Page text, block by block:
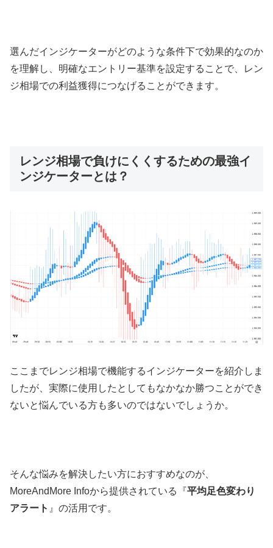
選んだインジケーターがどのような条件下で効果的なのか
を理解し、明確なエントリー基準を設定することで、レン
ジ相場での利益獲得につなげることができます。
レンジ相場で負けにくくするための最強イ
ンジケーターとは？
ここまでレンジ相場で機能するインジケーターを紹介しま
したが、実際に使用したとしてもなかなか勝つことができ
ないと悩んでいる方も多いのではないでしょうか。
そんな悩みを解決したい方におすすめなのが、
MoreAndMore Infoから提供されている『平均足色変わり
アラート 』の活用です。